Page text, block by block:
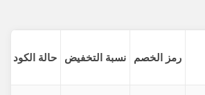
رمز الخصم نسبة التخفيض حالة الكود